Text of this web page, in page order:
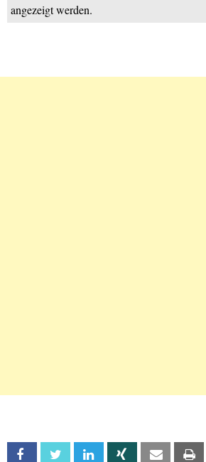
angezeigt werden.
Facebook Twitter Linkedin Xing Email